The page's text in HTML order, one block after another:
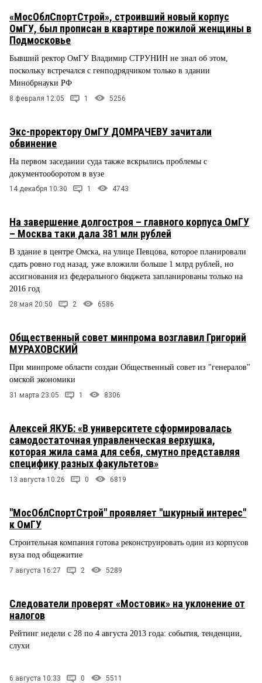
«МосОблСпортСтрой», строивший новый корпус
ОмГУ, был прописан в квартире пожилой женщины в
Подмосковье
Бывший ректор ОмГУ Владимир СТРУНИН не знал об этом,
поскольку встречался с генподрядчиком только в здании
Минобрнауки РФ
8 февраля 12:05 1 5256
Экс-проректору ОмГУ ДОМРАЧЕВУ зачитали
обвинение
На первом заседании суда также вскрылись проблемы с
документооборотом в вузе
14 декабря 10:30 1 4743
На завершение долгостроя – главного корпуса ОмГУ
– Москва таки дала 381 млн рублей
В здание в центре Омска, на улице Певцова, которое планировали
сдать ровно год назад, уже вложили больше 1 млрд рублей, но
ассигнования из федерального бюджета запланированы только на
2016 год
28 мая 20:50 2 6586
Общественный совет минпрома возглавил Григорий
МУРАХОВСКИЙ
При минпроме области создан Общественный совет из "генералов"
омской экономики
31 марта 23:05 1 8306
Алексей ЯКУБ: «В университете сформировалась
самодостаточная управленческая верхушка,
которая жила сама для себя, смутно представляя
специфику разных факультетов»
13 августа 10:26 0 6819
"МосОблСпортСтрой" проявляет "шкурный интерес"
к ОмГУ
Строительная компания готова реконструировать один из корпусов
вуза под общежитие
7 августа 16:27 2 5289
Следователи проверят «Мостовик» на уклонение от
налогов
Рейтинг недели с 28 по 4 августа 2013 года: события, тенденции,
слухи
6 августа 10:33 0 5511